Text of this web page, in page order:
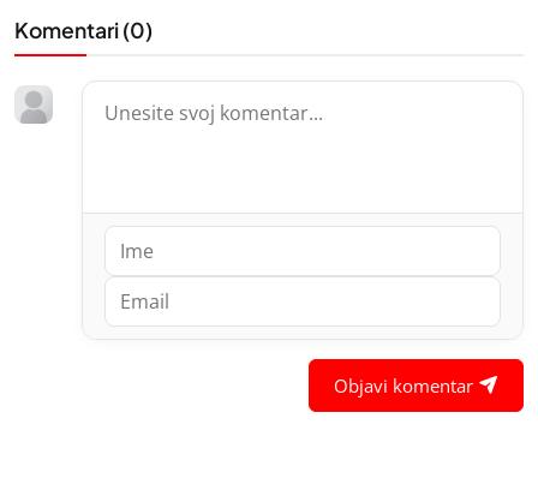
Komentari (0)
Objavi komentar